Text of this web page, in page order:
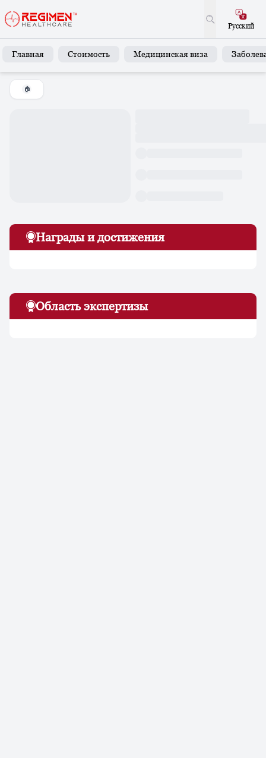
Русский
Главная Стоимость Медицинская виза
🏠
Награды и достижения
Область экспертизы